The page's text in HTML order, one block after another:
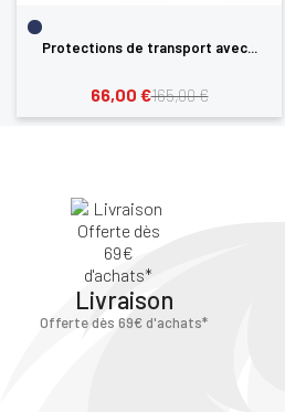
Protections de transport avec...
165,00 €
66,00 €
Livraison
Offerte dès 69€ d'achats*